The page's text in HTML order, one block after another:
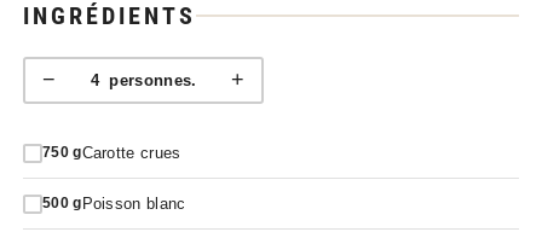
INGRÉDIENTS
− 4personnes. +
750 gCarotte crues
500 gPoisson blanc